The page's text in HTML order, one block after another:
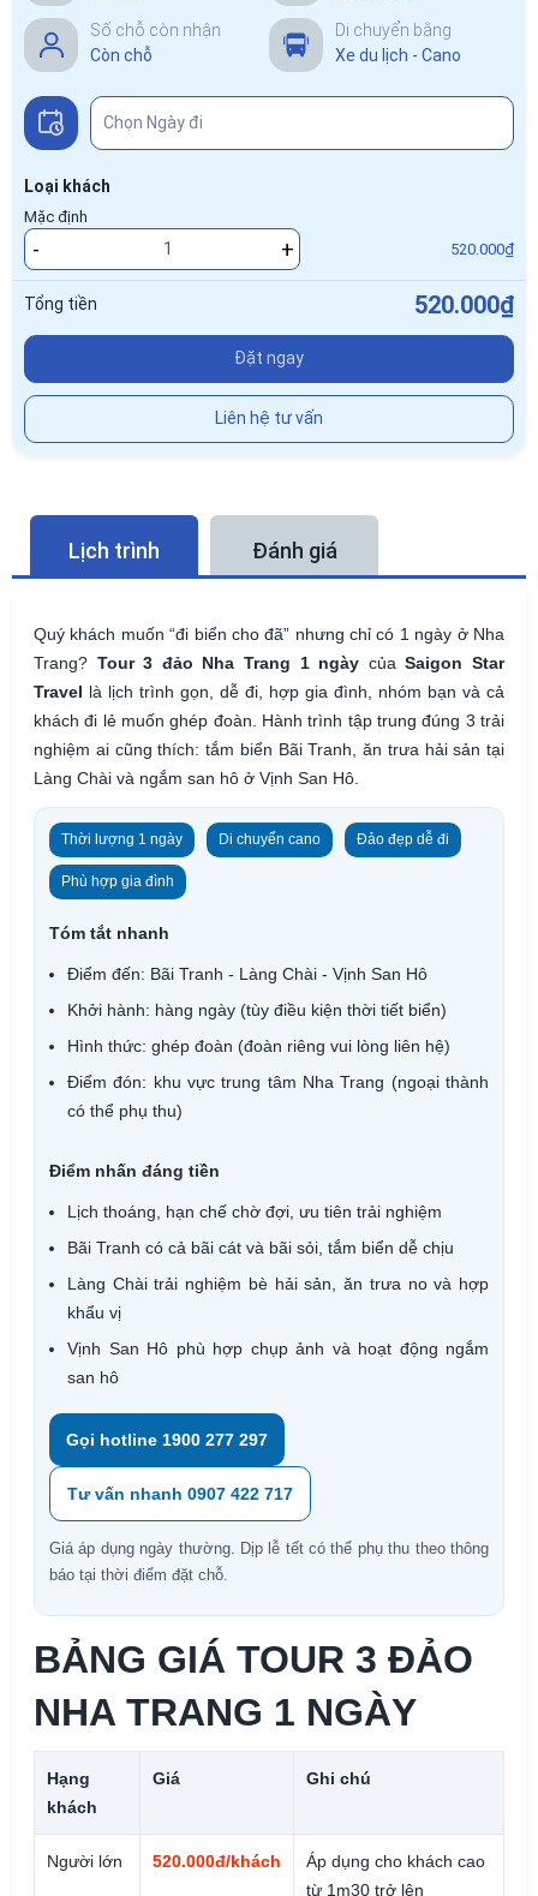
Số chỗ còn nhận
Còn chỗ
Di chuyển bằng
Xe du lịch - Cano
Loại khách
Mặc định
- + 520.000₫
Tổng tiền 520.000₫
Đặt ngay
Liên hệ tư vấn
Lịch trình Đánh giá
Quý khách muốn “đi biển cho đã” nhưng chỉ có 1 ngày ở Nha
Trang? Tour 3 đảo Nha Trang 1 ngày củaSaigon Star
Travel là lịch trình gọn, dễ đi, hợp gia đình, nhóm bạn và cả
khách đi lẻ muốn ghép đoàn. Hành trình tập trung đúng 3 trải
nghiệm ai cũng thích: tắm biển Bãi Tranh, ăn trưa hải sản tại
Làng Chài và ngắm san hô ở Vịnh San Hô.
Thời lượng 1 ngày Di chuyển cano Đảo đẹp dễ đi
Phù hợp gia đình
Tóm tắt nhanh
Điểm đến: Bãi Tranh - Làng Chài - Vịnh San Hô
Khởi hành: hàng ngày (tùy điều kiện thời tiết biển)
Hình thức: ghép đoàn (đoàn riêng vui lòng liên hệ)
Điểm đón: khu vực trung tâm Nha Trang (ngoại thành
có thể phụ thu)
Điểm nhấn đáng tiền
Lịch thoáng, hạn chế chờ đợi, ưu tiên trải nghiệm
Bãi Tranh có cả bãi cát và bãi sỏi, tắm biển dễ chịu
Làng Chài trải nghiệm bè hải sản, ăn trưa no và hợp
khẩu vị
Vịnh San Hô phù hợp chụp ảnh và hoạt động ngắm
san hô
Gọi hotline 1900 277 297
Tư vấn nhanh 0907 422 717
Giá áp dụng ngày thường. Dịp lễ tết có thể phụ thu theo thông
báo tại thời điểm đặt chỗ.
BẢNG GIÁ TOUR 3 ĐẢO
NHA TRANG 1 NGÀY
Hạng
khách
Giá Ghi chú
Người lớn 520.000đ/khách
Áp dụng cho khách cao
từ 1m30 trở lên